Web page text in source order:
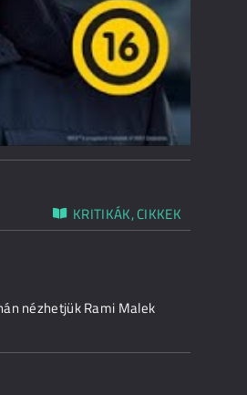
KRITIKÁK, CIKKEK
nézhetjük Rami Malek